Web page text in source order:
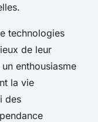
technologies
de leur
enthousiasme
la vie
des